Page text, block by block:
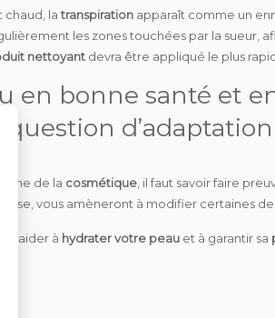
chaud, latranspiration apparaît comme un
les zones touchées par la sueur,
nettoyant devra être appliqué le plus
en bonne santé et
question d’adaptation
de la cosmétique , il faut savoir faire
vous amèneront à modifier certaines de
aider à hydrater votre peau et à garantir sa